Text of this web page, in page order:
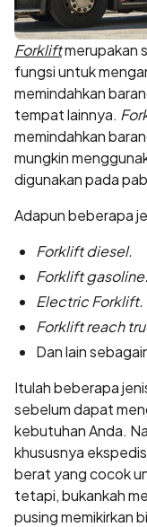
Forkliftmerupakan
fungsi untuk
memindahkan
tempat lainnya.
memindahkan
mungkin
digunakan pada
Adapun beberapa
Forklift diesel.
Forklift gasoline.
Electric Forklift.
Forklift reach
Dan lain
Itulah beberapa
sebelum dapat
kebutuhan Anda.
khususnya
berat yang cocok
tetapi, bukankah
pusing memikirkan